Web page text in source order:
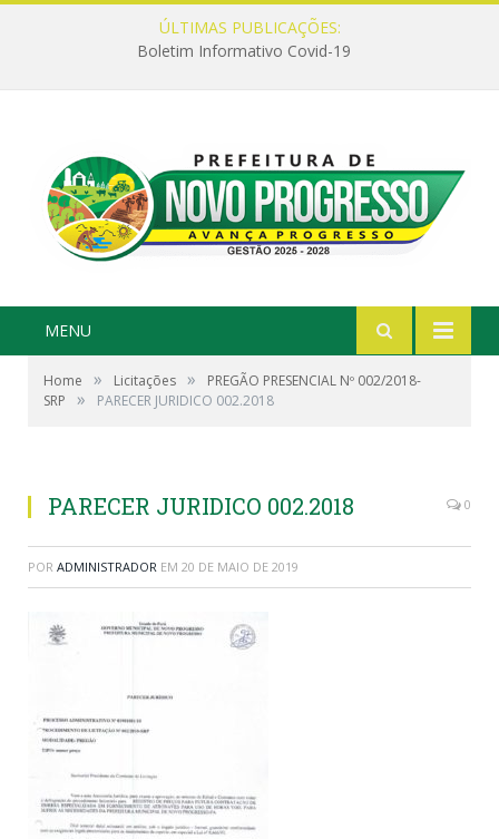
ÚLTIMAS PUBLICAÇÕES:
Boletim Informativo Covid-19
MENU
Home » Licitações »
PREGÃO PRESENCIAL Nº 002/2018-
SRP
» PARECER JURIDICO 002.2018
PARECER JURIDICO 002.2018 0
POR ADMINISTRADOR EM 20 DE MAIO DE 2019